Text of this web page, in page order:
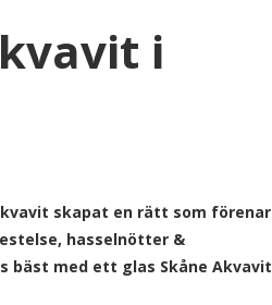
i
skapat en rätt som förenar
hasselnötter &
bäst med ett glas Skåne Akvavit